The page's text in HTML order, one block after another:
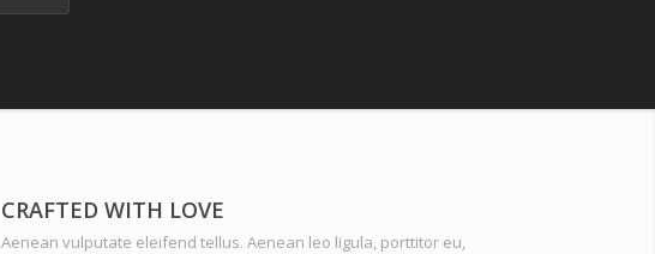
CRAFTED WITH LOVE
Aenean vulputate eleifend tellus. Aenean leo ligula, porttitor eu,